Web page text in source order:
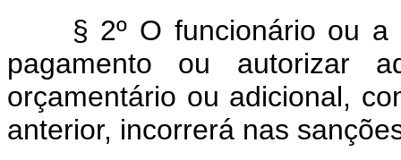
§ 2º O funcionário ou
pagamento ou autorizar
orçamentário ou adicional,
anterior, incorrerá nas